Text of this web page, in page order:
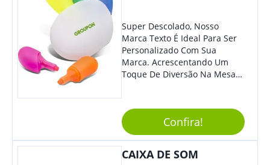
Super Descolado, Nosso
Marca Texto É Ideal Para Ser
Personalizado Com Sua
Marca. Acrescentando Um
Toque De Diversão Na Mesa
Clientes E Colaboradores. O
Grande Destaque De Eventos
E Feiras De Negócio
Empresa.
Confira!
CAIXA DE SOM